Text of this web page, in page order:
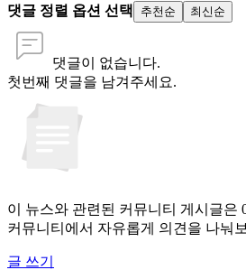
댓글 정렬 옵션 선택
추천순 최신순
댓글이 없습니다.
첫번째 댓글을 남겨주세요.
이 뉴스와 관련된 커뮤니티 게시글은
커뮤니티에서 자유롭게 의견을 나눠
글 쓰기